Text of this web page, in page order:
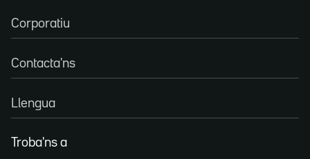
Corporatiu
Contacta'ns
Llengua
Troba'ns a